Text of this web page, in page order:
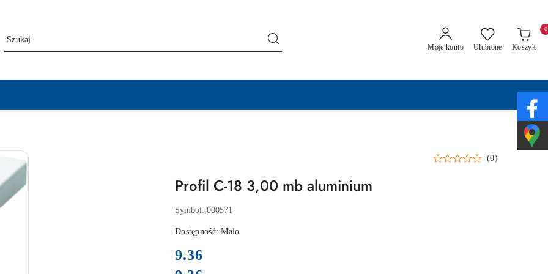
Moje konto Ulubione Koszyk
0
(0)
Profil C-18 3,00 mb aluminium
Symbol: 000571
Dostępność:Mało
cena:
9.36